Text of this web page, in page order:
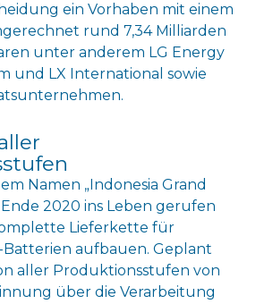
ein Vorhaben mit einem
rund 7,34 Milliarden
unter anderem LG Energy
und LX International sowie
Namen „Indonesia Grand
2020 ins Leben gerufen
Lieferkette für
aufbauen. Geplant
aller Produktionsstufen von
über die Verarbeitung